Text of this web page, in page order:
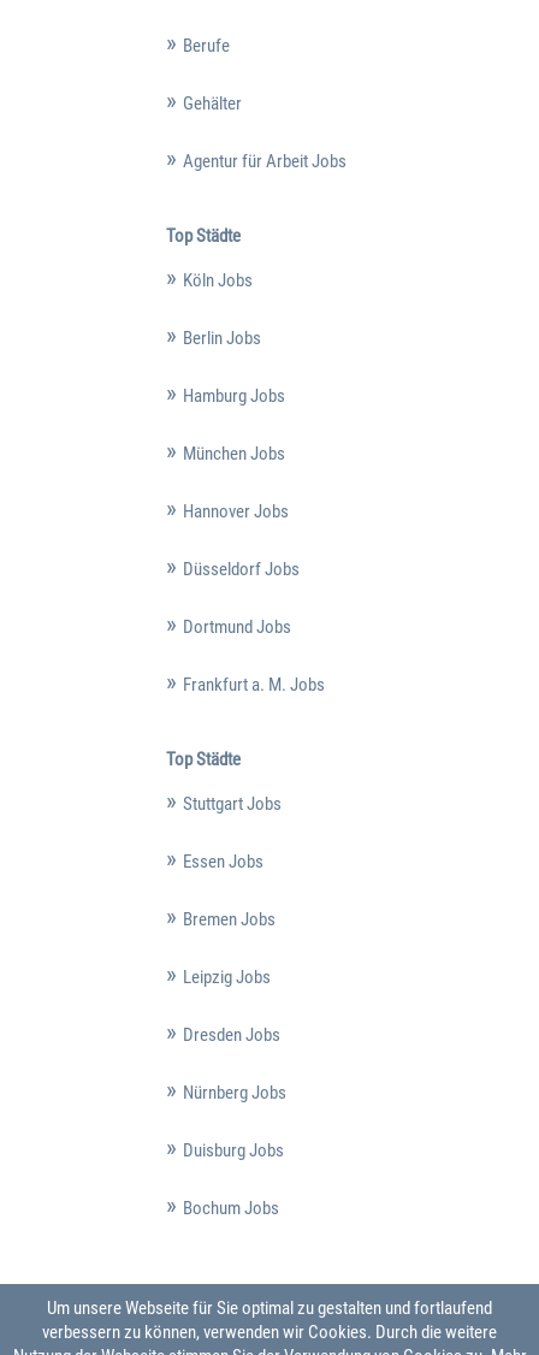
Berufe
Gehälter
Agentur für Arbeit Jobs
Top Städte
Köln Jobs
Berlin Jobs
Hamburg Jobs
München Jobs
Hannover Jobs
Düsseldorf Jobs
Dortmund Jobs
Frankfurt a. M. Jobs
Top Städte
Stuttgart Jobs
Essen Jobs
Bremen Jobs
Leipzig Jobs
Dresden Jobs
Nürnberg Jobs
Duisburg Jobs
Bochum Jobs
Um unsere Webseite für Sie optimal zu gestalten und fortlaufend
verbessern zu können, verwenden wir Cookies. Durch die weitere